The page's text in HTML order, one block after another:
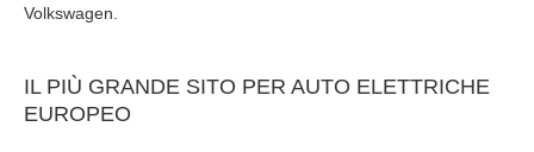
Volkswagen.
IL PIÙ GRANDE SITO PER AUTO ELETTRICHE
EUROPEO